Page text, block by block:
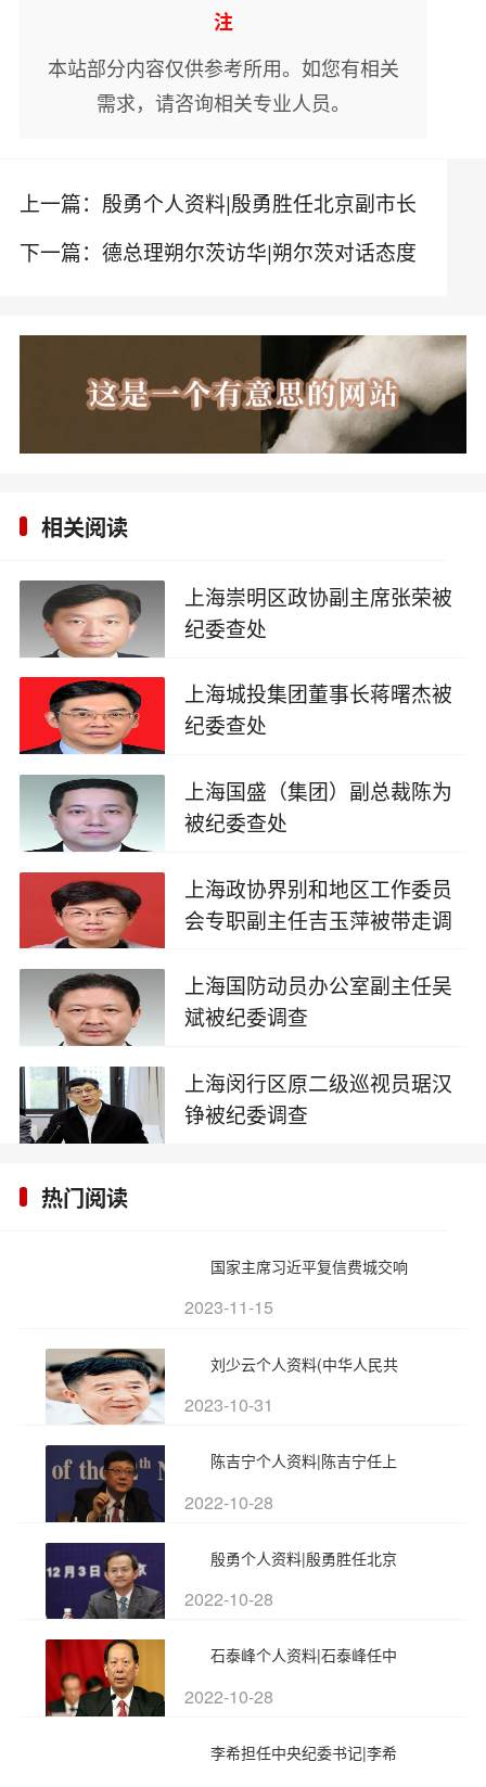
注
本站部分内容仅供参考所用。如您有相关
需求，请咨询相关专业人员。
上一篇： 殷勇个人资料|殷勇胜任北京副市长
下一篇： 德总理朔尔茨访华|朔尔茨对话态度
相关阅读
上海崇明区政协副主席张荣被
纪委查处
上海城投集团董事长蒋曙杰被
纪委查处
上海国盛（集团）副总裁陈为
被纪委查处
上海政协界别和地区工作委员
会专职副主任吉玉萍被带走调
上海国防动员办公室副主任吴
斌被纪委调查
上海闵行区原二级巡视员琚汉
铮被纪委调查
热门阅读
国家主席习近平复信费城交响
2023-11-15
刘少云个人资料(中华人民共
2023-10-31
陈吉宁个人资料|陈吉宁任上
2022-10-28
殷勇个人资料|殷勇胜任北京
2022-10-28
石泰峰个人资料|石泰峰任中
2022-10-28
李希担任中央纪委书记|李希